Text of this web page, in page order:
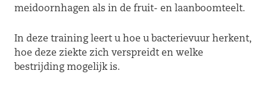
meidoornhagen als in de fruit- en laanboomteelt.
In deze training leert u hoe u bacterievuur herkent,
hoe deze ziekte zich verspreidt en welke
bestrijding mogelijk is.